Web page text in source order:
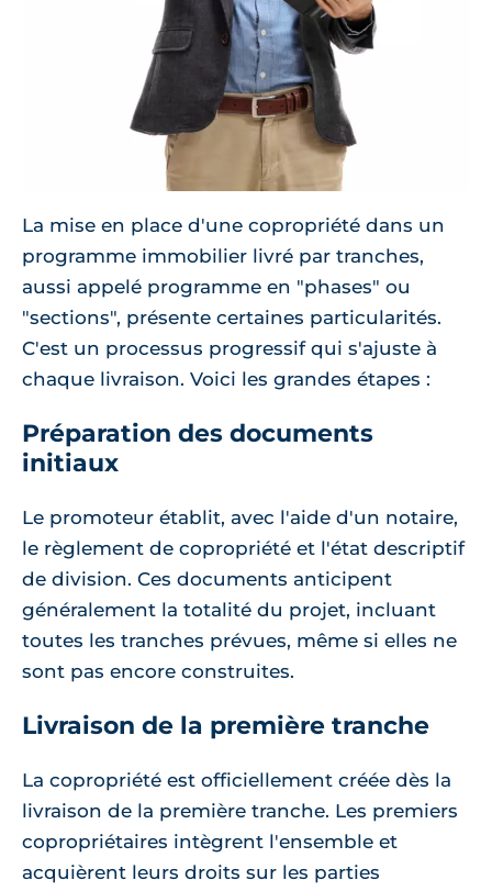
La mise en place d'une copropriété dans un
programme immobilier livré par tranches,
aussi appelé programme en "phases" ou
"sections", présente certaines particularités.
C'est un processus progressif qui s'ajuste à
chaque livraison. Voici les grandes étapes :
Préparation des documents
initiaux
Le promoteur établit, avec l'aide d'un notaire,
le règlement de copropriété et l'état descriptif
de division. Ces documents anticipent
généralement la totalité du projet, incluant
toutes les tranches prévues, même si elles ne
sont pas encore construites.
Livraison de la première tranche
La copropriété est officiellement créée dès la
livraison de la première tranche. Les premiers
copropriétaires intègrent l'ensemble et
acquièrent leurs droits sur les parties